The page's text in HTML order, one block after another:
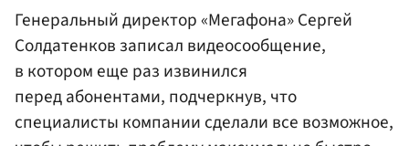
Генеральный директор «Мегафона»Сергей
Солдатенков записал видеосообщение,
в котором еще раз извинился
перед абонентами, подчеркнув, что
специалисты компании сделали все возможное,